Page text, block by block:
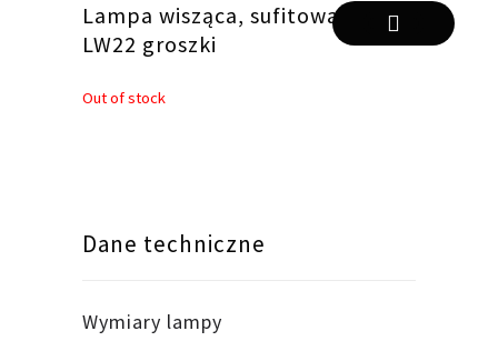
Lampa wisząca, sufitowa
LW22 groszki
Out of stock
Dane techniczne
Wymiary lampy